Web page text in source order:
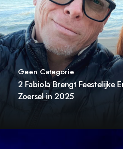
Geen Categorie
2 Fabiola Brengt Feestelijke
Zoersel in 2025